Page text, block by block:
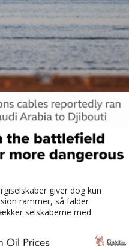
giver dog kun
rammer, så falder
selskaberne med